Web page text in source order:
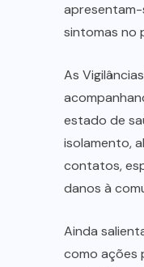
apresentam-
sintomas no
As
estado de
isolamento,
contatos,
danos à
Ainda
como ações